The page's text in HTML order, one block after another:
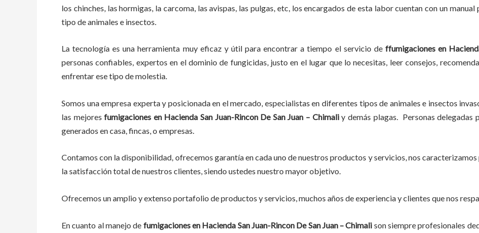
los chinches, las hormigas, la carcoma, las avispas, las pulgas, etc, los encargados de esta laborcuentan con un
tipo de animales e insectos.
La tecnología es una herramienta muy eficaz y útil para encontrar a tiempo el servicio de ffumigaciones en
personas confiables, expertos en el dominio de fungicidas, justo en el lugar que lo necesitas, leer consejos,
enfrentar ese tipo de molestia.
Somos una empresa experta y posicionada en el mercado, especialistas en diferentes tipos de animales e insectos
las mejoresfumigaciones en Hacienda San Juan-Rincon De San Juan – Chimaliy demás plagas. Personas delegadas
generados en casa, fincas, o empresas.
Contamos con la disponibilidad, ofrecemos garantía en cada uno de nuestros productos y servicios, nos
la satisfacción total de nuestros clientes, siendo ustedes nuestro mayor objetivo.
Ofrecemos un amplio y extenso portafolio de productos y servicios, muchos años de experiencia y clientes que nos
En cuanto almanejo de fumigacionesen Hacienda San Juan-Rincon De San Juan – Chimali son siempre profesionales